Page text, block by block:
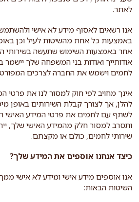
לאתר.
אנו רשאים לאסוף מידע לא אישי
באמצעות כל אחת מהשיטות לעיל וכן
אחר באמצעות השימוש שתעשה בשירותי
אודותייך ואודות בני המשפחה שלך
לחמים וישמש את החברה לצרכים
אינך מחויב לפי חוק למסור לנו את פרטי
להלן, אך לצורך קבלת השירותים באופן
לשתף עם לחמים את פרטי המידע האישי
ותסרב למסור חלק מהמידע האישי שלך,
שירותי לחמים, כולם או מקצתם.
כיצד אנחנו אוספים את המידע שלך?
אנו אוספים מידע אישי ומידע לא אישי
השיטות הבאות: